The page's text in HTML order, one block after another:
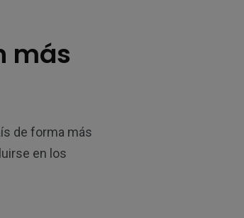
más
de forma más
en los